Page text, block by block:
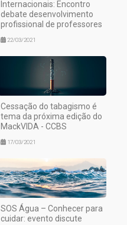
Internacionais: Encontro
debate desenvolvimento
profissional de professores
22/03/2021
Cessação do tabagismo é
tema da próxima edição do
MackVIDA - CCBS
17/03/2021
SOS Água – Conhecer para
cuidar: evento discute